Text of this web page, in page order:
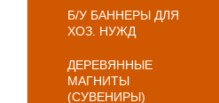
Б/У БАННЕРЫ ДЛЯ
ХОЗ. НУЖД
ДЕРЕВЯННЫЕ
МАГНИТЫ
(СУВЕНИРЫ)